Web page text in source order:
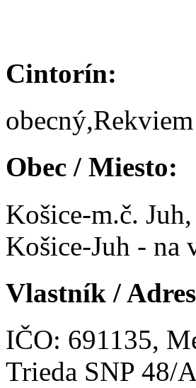
Cintorín:
Obec / Miesto:
Košice-m.č. Juh,
Košice-Juh - na
Vlastník /
IČO: 691135,
Trieda SNP 48/